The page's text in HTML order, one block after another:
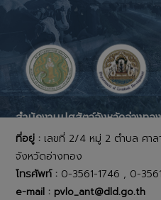
สำนักงานปศุสัตว์จังหวัดอ่างทอง
ที่อยู่ : เลขที่ 2/4 หมู่ 2 ตำบล ศาล
จังหวัดอ่างทอง
โทรศัพท์ : 0-3561-1746 , 0-
e-mail : pvlo_ant@dld.go.th